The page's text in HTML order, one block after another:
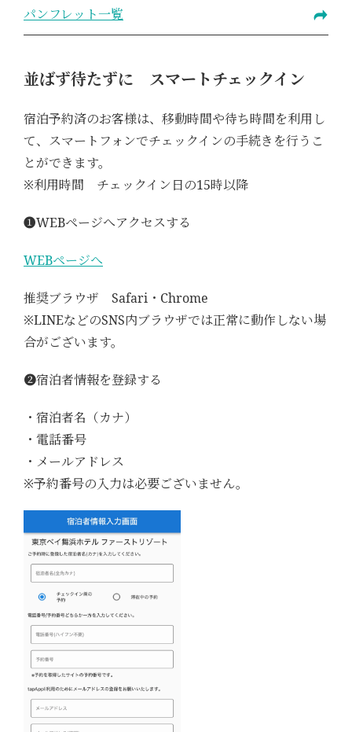
パンフレット一覧
並ばず待たずに スマートチェックイン
宿泊予約済のお客様は、移動時間や待ち時間を利用し
て、スマートフォンでチェックインの手続きを行うこ
とができます。
※利用時間 チェックイン日の15時以降
➊WEBページへアクセスする
WEBページへ
推奨ブラウザ Safari・Chrome
※LINEなどのSNS内ブラウザでは正常に動作しない場
合がございます。
➋宿泊者情報を登録する
・宿泊者名（カナ）
・電話番号
・メールアドレス
※予約番号の入力は必要ございません。